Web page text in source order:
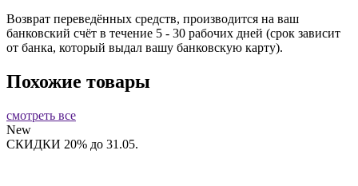
Возврат переведённых средств, производится на ваш
банковский счёт в течение 5 - 30 рабочих дней (срок зависит
от банка, который выдал вашу банковскую карту).
Похожие товары
смотреть все
New
СКИДКИ 20% до 31.05.